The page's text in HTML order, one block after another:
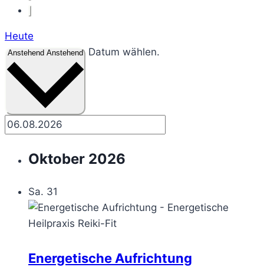
Heute
Anstehend Anstehend Datum wählen.
Oktober 2026
Sa. 31
Energetische Aufrichtung